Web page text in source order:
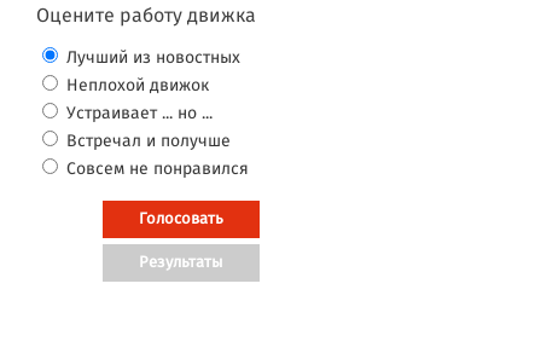
Оцените работу движка
Лучший из новостных
Неплохой движок
Устраивает ... но ...
Встречал и получше
Совсем не понравился